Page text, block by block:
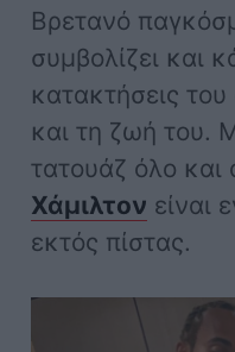
Βρετανό
συμβολίζει και
κατακτήσεις
και τη ζωή του.
τατουάζ όλο και
Χάμιλτον είναι
εκτός πίστας.